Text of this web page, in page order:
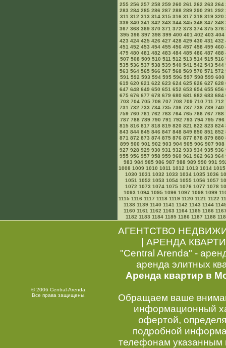
255 256 257 258 259 260 261 262 263 264
283 284 285 286 287 288 289 290 291 292
311 312 313 314 315 316 317 318 319 320
339 340 341 342 343 344 345 346 347 348
367 368 369 370 371 372 373 374 375 376
395 396 397 398 399 400 401 402 403 404
423 424 425 426 427 428 429 430 431 432
451 452 453 454 455 456 457 458 459 460
479 480 481 482 483 484 485 486 487 488
507 508 509 510 511 512 513 514 515 516
535 536 537 538 539 540 541 542 543 544
563 564 565 566 567 568 569 570 571 572
591 592 593 594 595 596 597 598 599 600
619 620 621 622 623 624 625 626 627 628
647 648 649 650 651 652 653 654 655 656
675 676 677 678 679 680 681 682 683 684
703 704 705 706 707 708 709 710 711 712
731 732 733 734 735 736 737 738 739 740
759 760 761 762 763 764 765 766 767 768
787 788 789 790 791 792 793 794 795 796
815 816 817 818 819 820 821 822 823 824
843 844 845 846 847 848 849 850 851 852
871 872 873 874 875 876 877 878 879 880
899 900 901 902 903 904 905 906 907 908
927 928 929 930 931 932 933 934 935 936
955 956 957 958 959 960 961 962 963 964
983 984 985 986 987 988 989 990 991
1008 1009 1010 1011 1012 1013 1014 1015
1030 1031 1032 1033 1034 1035 1036
1051 1052 1053 1054 1055 1056 1057
1072 1073 1074 1075 1076 1077 1078
1093 1094 1095 1096 1097 1098 1099
1115 1116 1117 1118 1119 1120 1121 1122
1138 1139 1140 1141 1142 1143 1144
1160 1161 1162 1163 1164 1165 1166
1182 1183 1184 1185 1186 1187 1188
© 2006 Central-Arenda.
Все права защищены.
АГЕНТСТВО
|АРЕНДА
"Central Arenda" -
аренда элитных
Аренда квартир в
Обращаем ваше
информационный
офертой,
подробной
телефонам указанным